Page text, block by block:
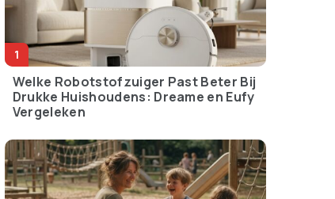
Welke Robotstofzuiger Past Beter Bij
Drukke Huishoudens: Dreame en Eufy
Vergeleken